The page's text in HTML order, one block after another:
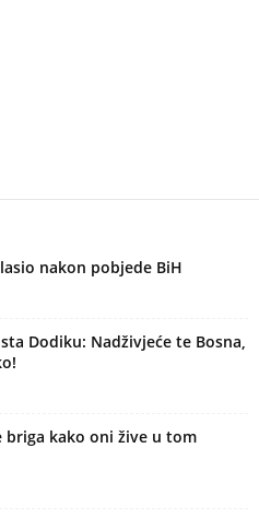
nakon pobjede BiH
Dodiku: Nadživjeće te Bosna,
briga kako oni žive u tom